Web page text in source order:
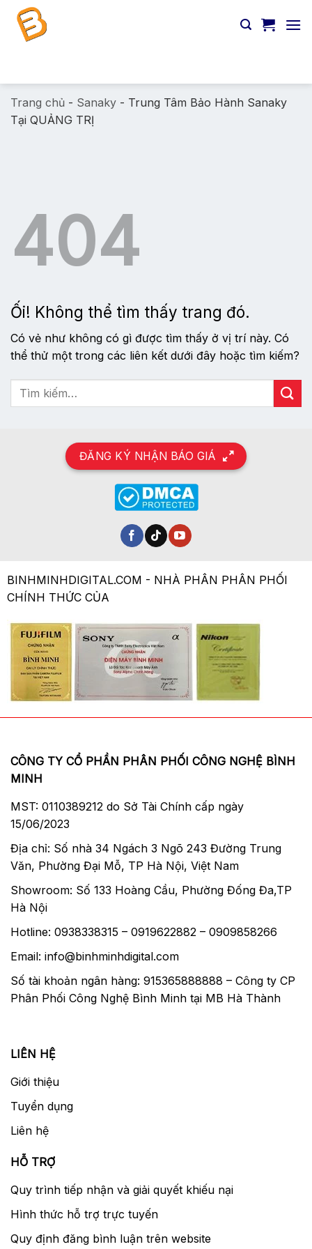
Chuyển
đến
Trang chủ - Sanaky - Trung Tâm Bảo Hành Sanaky
Tại QUẢNG TRỊ
404
Ối! Không thể tìm thấy trang đó.
Có vẻ như không có gì được tìm thấy ở vị trí này. Có
thể thử một trong các liên kết dưới đây hoặc tìm kiếm?
ĐĂNG KÝ NHẬN BÁO GIÁ
BINHMINHDIGITAL.COM - NHÀ PHÂN PHÂN PHỐI
CHÍNH THỨC CỦA
CÔNG TY CỔ PHẦN PHÂN PHỐI CÔNG NGHỆ BÌNH
MINH
MST: 0110389212 do Sở Tài Chính cấp ngày
15/06/2023
Địa chỉ: Số nhà 34 Ngách 3 Ngõ 243 Đường Trung
Văn, Phường Đại Mỗ, TP Hà Nội, Việt Nam
Showroom: Số 133 Hoàng Cầu, Phường Đống Đa,TP
Hà Nội
Hotline: 0938338315 – 0919622882 – 0909858266
Email: info@binhminhdigital.com
Số tài khoản ngân hàng: 915365888888 – Công ty CP
Phân Phối Công Nghệ Bình Minh tại MB Hà Thành
LIÊN HỆ
Giới thiệu
Tuyển dụng
Liên hệ
HỖ TRỢ
Quy trình tiếp nhận và giải quyết khiếu nại
Hình thức hỗ trợ trực tuyến
Quy định đăng bình luận trên website